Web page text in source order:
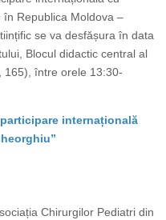
Republica Moldova –
se va desfășura în data
Blocul didactic central al
165), între orele 13:30-
internațională
Chirurgilor Pediatri din